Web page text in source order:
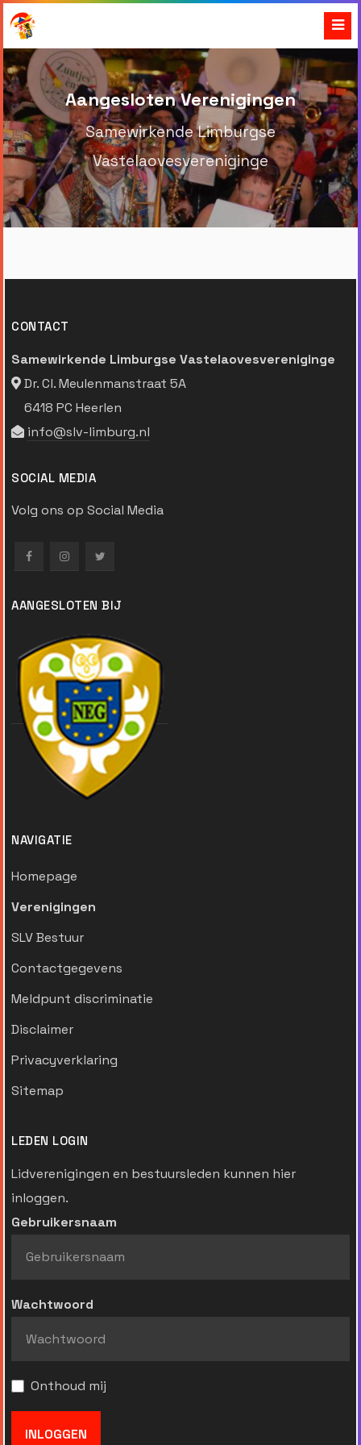
Aangesloten Verenigingen
Samewirkende Limburgse
Vastelaovesvereniginge
CONTACT
Samewirkende Limburgse Vastelaovesvereniginge
Dr. Cl. Meulenmanstraat 5A
6418 PC Heerlen
info@slv-limburg.nl
SOCIAL MEDIA
Volg ons op Social Media
AANGESLOTEN BIJ
NAVIGATIE
Homepage
Verenigingen
SLV Bestuur
Contactgegevens
Meldpunt discriminatie
Disclaimer
Privacyverklaring
Sitemap
LEDEN LOGIN
Lidverenigingen en bestuursleden kunnen hier
inloggen.
Gebruikersnaam
Wachtwoord
Onthoud mij
INLOGGEN